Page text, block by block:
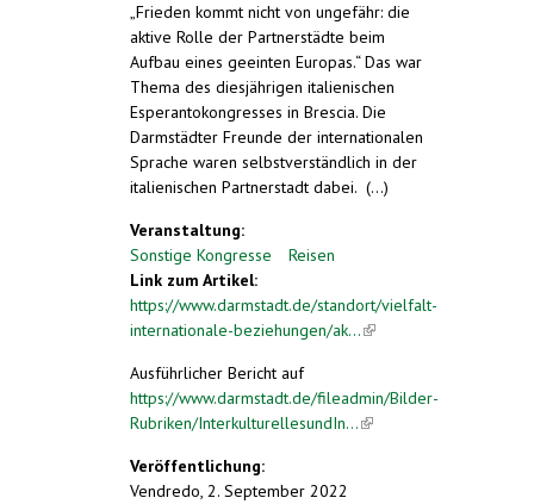
„Frieden kommt nicht von ungefähr: die
aktive Rolle der Partnerstädte beim
Aufbau eines geeinten Europas.“ Das war
Thema des diesjährigen italienischen
Esperantokongresses in Brescia. Die
Darmstädter Freunde der internationalen
Sprache waren selbstverständlich in der
italienischen Partnerstadt dabei. (...)
Veranstaltung:
Sonstige Kongresse
Reisen
Link zum Artikel:
https://www.darmstadt.de/standort/vielfalt-
internationale-beziehungen/ak...(link is
Ausführlicher Bericht auf
https://www.darmstadt.de/fileadmin/Bilder-
Rubriken/InterkulturellesundIn...(link is
Veröffentlichung:
Vendredo, 2. September 2022